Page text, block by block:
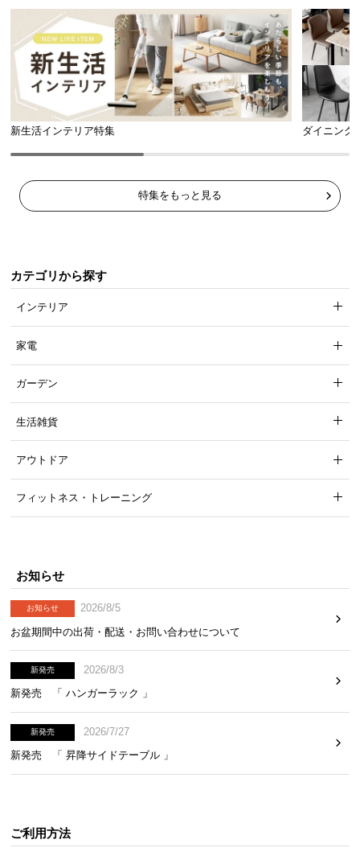
新生活インテリア特集 ダイニング
特集をもっと見る
カテゴリから探す
インテリア
家電
ガーデン
生活雑貨
アウトドア
フィットネス・トレーニング
お知らせ
お知らせ
2026/8/5
お盆期間中の出荷・配送・お問い合わせについて
新発売
2026/8/3
新発売 「 ハンガーラック 」
新発売
2026/7/27
新発売 「 昇降サイドテーブル 」
ご利用方法